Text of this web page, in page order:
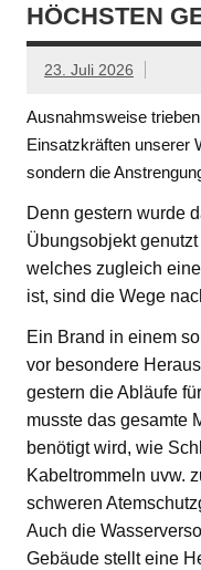
ÖCHSTEN
23. Juli 2026
Ausnahmsweise
Einsatzkräften unserer
sondern die
Denn gestern wurde
Übungsobjekt
welches zugleich
ist, sind die Wege
Ein Brand in einem
vor besondere
gestern die Abläufe
musste das gesamte
benötigt wird, wie
Kabeltrommeln uvw.
schweren
Auch die
Gebäude stellt eine